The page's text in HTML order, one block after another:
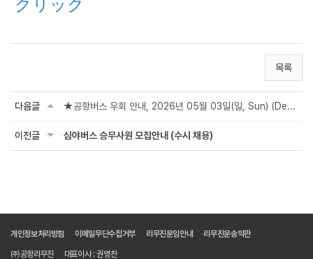
クリック
목록
다음글 ★공항버스 우회 안내, 2026년 05월 03일(일, Sun) (Detour Notice : 2026 하트시그널 러...
이전글 심야버스 승무사원 모집안내 (수시 채용)
개인정보처리방침 이메일무단수집거부 리무진운임안내 리무진운송약관
㈜공항리무진 대표이사 : 권영찬